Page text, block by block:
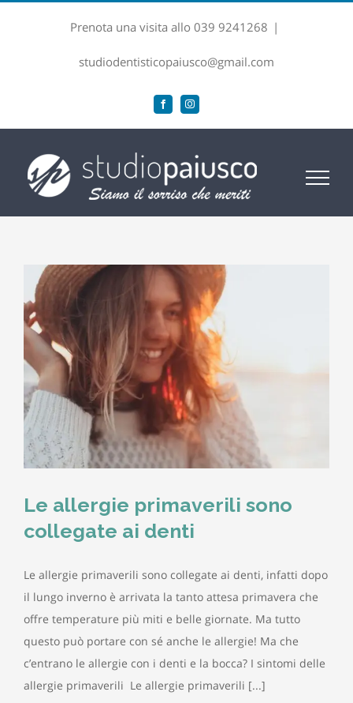
Prenota una visita allo 039 9241268 |
studiodentisticopaiusco@gmail.com
FacebookInstagram
Le allergie primaverili sono
collegate ai denti
Le allergie primaverili sono collegate ai denti, infatti dopo
il lungo inverno è arrivata la tanto attesa primavera che
offre temperature più miti e belle giornate. Ma tutto
questo può portare con sé anche le allergie! Ma che
c’entrano le allergie con i denti e la bocca? I sintomi delle
allergie primaverili Le allergie primaverili [...]